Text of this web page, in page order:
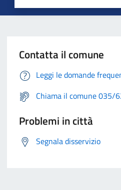
Contatta il comune
Leggi le domande
Chiama il comune 035/
Problemi in città
Segnala disservizio